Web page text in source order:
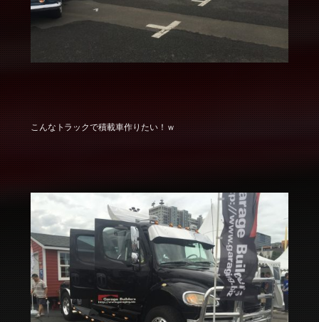
こんなトラックで積載車作りたい！ｗ